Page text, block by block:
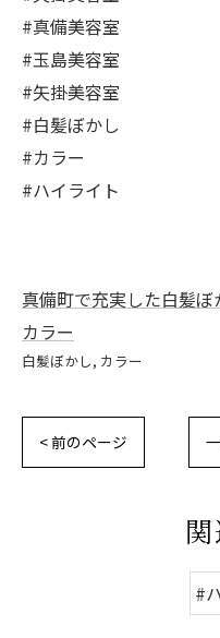
#真備美容室
#玉島美容室
#矢掛美容室
#白髪ぼかし
#カラー
#ハイライト
真備町で充実した白髪ぼ
カラー
白髪ぼかし カラー
< 前のページ
#